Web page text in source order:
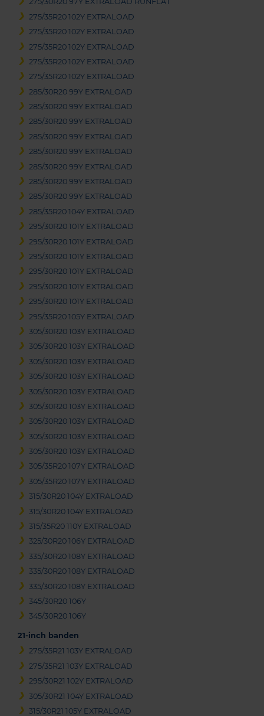
275/35R20 102Y EXTRALOAD
275/35R20 102Y EXTRALOAD
275/35R20 102Y EXTRALOAD
275/35R20 102Y EXTRALOAD
275/35R20 102Y EXTRALOAD
285/30R20 99Y EXTRALOAD
285/30R20 99Y EXTRALOAD
285/30R20 99Y EXTRALOAD
285/30R20 99Y EXTRALOAD
285/30R20 99Y EXTRALOAD
285/30R20 99Y EXTRALOAD
285/30R20 99Y EXTRALOAD
285/30R20 99Y EXTRALOAD
285/35R20 104Y EXTRALOAD
295/30R20 101Y EXTRALOAD
295/30R20 101Y EXTRALOAD
295/30R20 101Y EXTRALOAD
295/30R20 101Y EXTRALOAD
295/30R20 101Y EXTRALOAD
295/30R20 101Y EXTRALOAD
295/35R20 105Y EXTRALOAD
305/30R20 103Y EXTRALOAD
305/30R20 103Y EXTRALOAD
305/30R20 103Y EXTRALOAD
305/30R20 103Y EXTRALOAD
305/30R20 103Y EXTRALOAD
305/30R20 103Y EXTRALOAD
305/30R20 103Y EXTRALOAD
305/30R20 103Y EXTRALOAD
305/30R20 103Y EXTRALOAD
305/35R20 107Y EXTRALOAD
305/35R20 107Y EXTRALOAD
315/30R20 104Y EXTRALOAD
315/30R20 104Y EXTRALOAD
315/35R20 110Y EXTRALOAD
325/30R20 106Y EXTRALOAD
335/30R20 108Y EXTRALOAD
335/30R20 108Y EXTRALOAD
335/30R20 108Y EXTRALOAD
345/30R20 106Y
345/30R20 106Y
21-inch banden
275/35R21 103Y EXTRALOAD
275/35R21 103Y EXTRALOAD
295/30R21 102Y EXTRALOAD
305/30R21 104Y EXTRALOAD
315/30R21 105Y EXTRALOAD